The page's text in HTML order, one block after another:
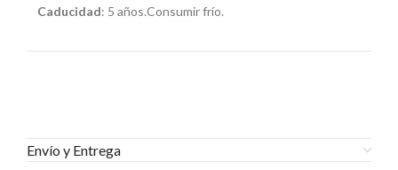
Caducidad: 5 años.Consumir frío.
Envío y Entrega